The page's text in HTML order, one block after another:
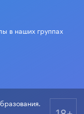
в наших группах